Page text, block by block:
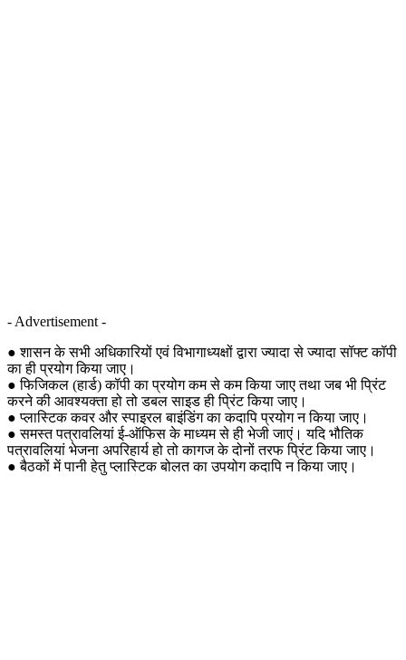
- Advertisement -
● शासन के सभी अधिकारियों एवं विभागाध्यक्षों द्वारा ज्यादा से ज्यादा सॉफ्ट कॉपी
का ही प्रयोग किया जाए।
● फिजिकल (हार्ड) कॉपी का प्रयोग कम से कम किया जाए तथा जब भी प्रिंट
करने की आवश्यक्ता हो तो डबल साइड ही प्रिंट किया जाए।
● प्लास्टिक कवर और स्पाइरल बाइंडिंग का कदापि प्रयोग न किया जाए।
● समस्त पत्रावलियां ई-ऑफिस के माध्यम से ही भेजी जाएं। यदि भौतिक
पत्रावलियां भेजना अपरिहार्य हो तो कागज के दोनों तरफ प्रिंट किया जाए।
● बैठकों में पानी हेतु प्लास्टिक बोलत का उपयोग कदापि न किया जाए।